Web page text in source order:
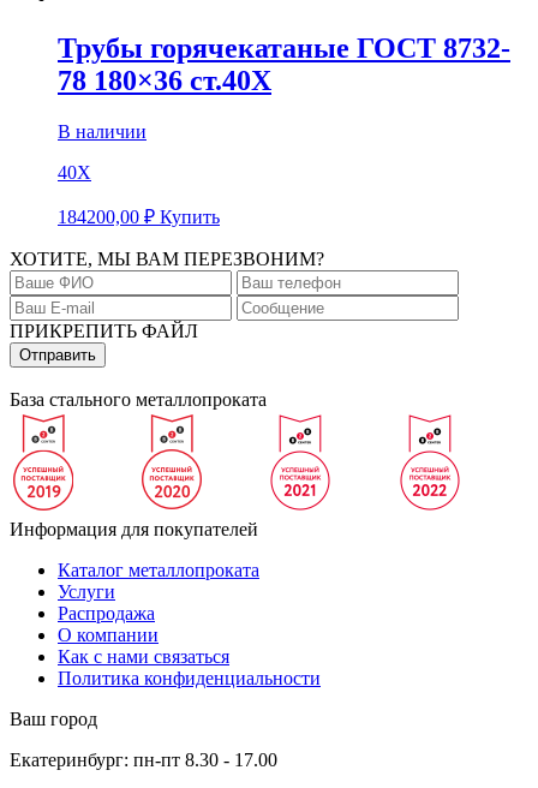
Трубы горячекатаные ГОСТ 8732-
78 180×36 ст.40Х
В наличии
40Х
184200,00 ₽ Купить
ХОТИТЕ, МЫ ВАМ ПЕРЕЗВОНИМ?
ПРИКРЕПИТЬ ФАЙЛ
База стального металлопроката
Информация для покупателей
Каталог металлопроката
Услуги
Распродажа
О компании
Как с нами связаться
Политика конфиденциальности
Ваш город
Екатеринбург: пн-пт 8.30 - 17.00